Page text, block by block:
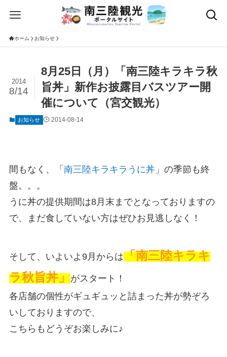
ホーム お知らせ
8月25日（月）「南三陸キラキラ秋
旨丼」新作お披露目バスツアー開
催について（宮交観光）
2014
8/14
お知らせ 2014-08-14
間もなく、「 南三陸キラキラうに丼」の季節も終
盤。。。
うに丼の提供期間は8月末までとなっておりますの
で、まだ食していない方はぜひお見逃しなく！
そして、いよいよ9月からは「南三陸キラキ
ラ秋旨丼」がスタート！
各店舗の個性がギュギュッと詰まった丼が勢ぞろ
いしておりますので、
こちらもどうぞお楽しみに♪